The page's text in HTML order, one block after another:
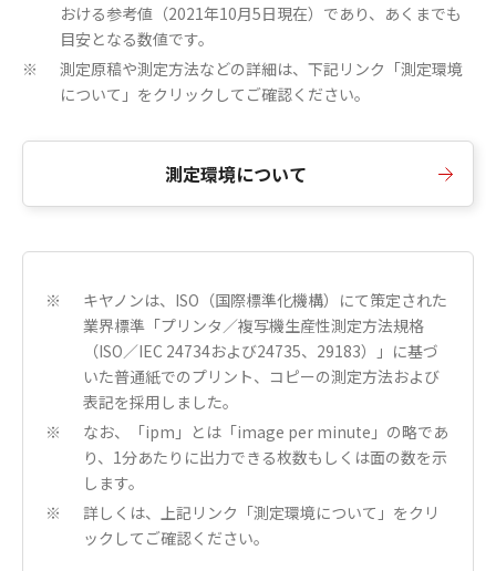
おける参考値（2021年10月5日現在）であり、あくまでも
目安となる数値です。
※
測定原稿や測定方法などの詳細は、下記リンク「測定環境
について」をクリックしてご確認ください。
測定環境について
※
キヤノンは、ISO（国際標準化機構）にて策定された
業界標準「プリンタ／複写機生産性測定方法規格
（ISO／IEC 24734および24735、29183）」に基づ
いた普通紙でのプリント、コピーの測定方法および
表記を採用しました。
※
なお、「ipm」とは「image per minute」の略であ
り、1分あたりに出力できる枚数もしくは面の数を示
します。
※
詳しくは、上記リンク「測定環境について」をクリ
ックしてご確認ください。